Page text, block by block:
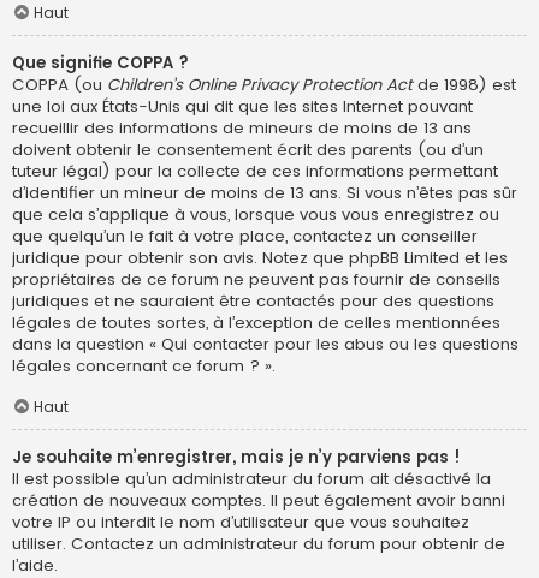
Haut
Que signifie COPPA ?
COPPA (ou Children’s Online Privacy Protection Actde 1998) est
une loi aux États-Unis qui dit que les sites Internet pouvant
recueillir des informations de mineurs de moins de 13 ans
doivent obtenir le consentement écrit des parents (ou d’un
tuteur légal) pour la collecte de ces informations permettant
d’identifier un mineur de moins de 13 ans. Si vous n’êtes pas sûr
que cela s’applique à vous, lorsque vous vous enregistrez ou
que quelqu’un le fait à votre place, contactez un conseiller
juridique pour obtenir son avis. Notez que phpBB Limited et les
propriétaires de ce forum ne peuvent pas fournir de conseils
juridiques et ne sauraient être contactés pour des questions
légales de toutes sortes, à l’exception de celles mentionnées
dans la question « Qui contacter pour les abus ou les questions
légales concernant ce forum ? ».
Haut
Je souhaite m’enregistrer, mais je n’y parviens pas !
Il est possible qu’un administrateur du forum ait désactivé la
création de nouveaux comptes. Il peut également avoir banni
votre IP ou interdit le nom d’utilisateur que vous souhaitez
utiliser. Contactez un administrateur du forum pour obtenir de
l’aide.